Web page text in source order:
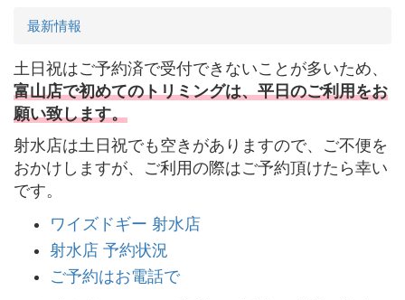
最新情報
土日祝はご予約済で受付できないことが多いため、
富山店で初めてのトリミングは、平日のご利用をお
願い致します。
射水店は土日祝でも空きがありますので、ご不便を
おかけしますが、ご利用の際はご予約頂けたら幸い
です。
ワイズドギー 射水店
射水店 予約状況
ご予約はお電話で